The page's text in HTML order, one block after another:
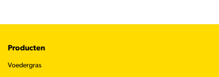
Footer
Producten
Voedergras